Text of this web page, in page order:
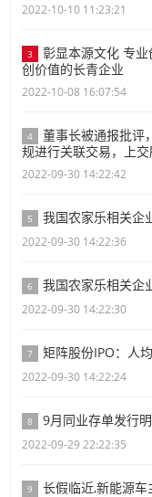
2022-10-10 11:23:21
3
彰显本源文化 专
创价值的长青企业
2022-10-08 16:07:54
4
董事长被通报批评
规进行关联交易，上
2022-09-30 14:22:42
5 我国农家乐相关企
2022-09-30 14:22:36
6 我国农家乐相关企
2022-09-30 14:22:30
7 矩阵股份IPO：人
2022-09-30 14:22:24
8 9月同业存单发行
2022-09-29 22:22:35
9 长假临近,新能源车